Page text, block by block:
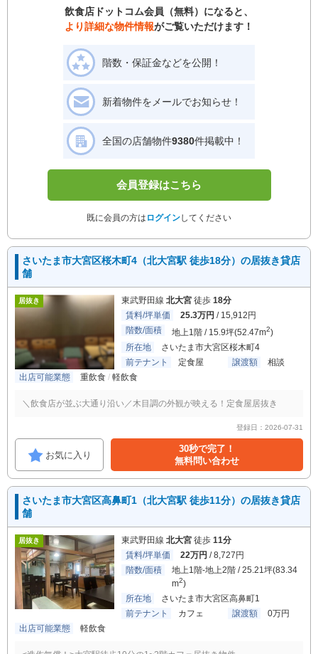
飲食店ドットコム会員（無料）になると、
より詳細な物件情報がご覧いただけます！
階数・保証金などを公開！
新着物件をメールでお知らせ！
全国の店舗物件9380件掲載中！
会員登録はこちら
既に会員の方は ログインしてください
さいたま市大宮区桜木町4（北大宮駅 徒歩18分）の居抜き貸店
舗
居抜き 東武野田線 北大宮 徒歩 18分
賃料/坪単価
25.3万円 / 15,912円
階数/面積
地上1階 / 15.9坪(52.47m2)
所在地
さいたま市大宮区桜木町4
前テナント
定食屋 譲渡額
相談
出店可能業態
重飲食 軽飲食
＼飲食店が並ぶ大通り沿い／木目調の外観が映える！定食屋居抜き
登録日：2026-07-31
お気に入り
30秒で完了！
無料問い合わせ
さいたま市大宮区高鼻町1（北大宮駅 徒歩11分）の居抜き貸店
舗
居抜き 東武野田線 北大宮 徒歩 11分
賃料/坪単価
22万円 / 8,727円
階数/面積
地上1階-地上2階 / 25.21坪(83.34
m2)
所在地
さいたま市大宮区高鼻町1
前テナント
カフェ 譲渡額
0万円
出店可能業態
軽飲食